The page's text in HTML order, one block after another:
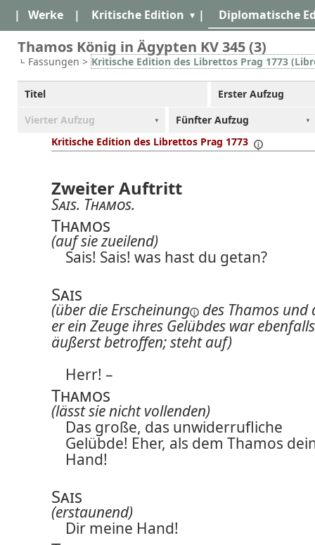
| Werke | Kritische Edition | Diplomatische
Thamos König in Ägypten KV 345 (3)
Fassungen > Kritische Edition des Librettos Prag 1773
Titel
Erster Aufzug
Vierter Aufzug
Fünfter Aufzug
Kritische Edition des Librettos Prag 1773
Zweiter Auftritt
Sais. Thamos.
Thamos
(auf sie zueilend)
Sais! Sais! was hast du getan?
Sais
(überdie Erscheinung
des Thamos und
er ein Zeuge ihres Gelübdes war ebenfalls
äußerst betroffen; steht auf)
Herr! –
Thamos
(lässt sie nicht vollenden)
Das große, das unwiderrufliche
Gelübde! Eher, als dem Thamos
Hand!
Sais
(erstaunend)
Dir meine Hand!